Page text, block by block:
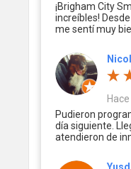
¡Brigham City
increíbles!
me sentí muy
Pudieron
día siguiente.
atendieron de